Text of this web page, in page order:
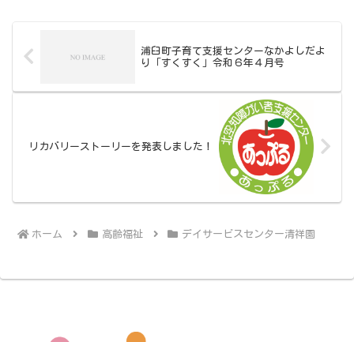
浦臼町子育て支援センターなかよしだよ
り「すくすく」令和６年４月号
リカバリーストーリーを発表しました！
ホーム 高齢福祉 デイサービスセンター清祥園